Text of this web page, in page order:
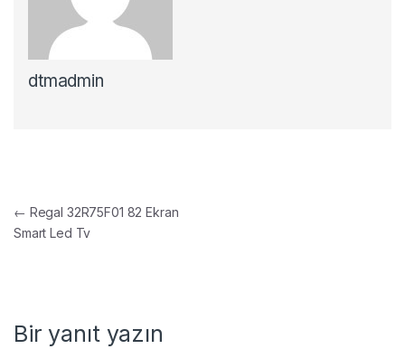
dtmadmin
Yazı gezinmesi
← Regal 32R75F01 82 Ekran
Smart Led Tv
Bir yanıt yazın